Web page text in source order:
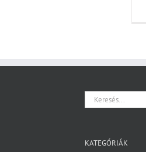
Keresés...
KATEGÓRIÁK